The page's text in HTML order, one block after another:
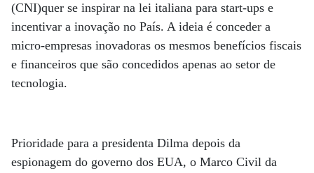
(CNI)quer se inspirar na lei italiana para start-ups e
incentivar a inovação no País. A ideia é conceder a
micro-empresas inovadoras os mesmos benefícios fiscais
e financeiros que são concedidos apenas ao setor de
tecnologia.
Prioridade para a presidenta Dilma depois da
espionagem do governo dos EUA, o Marco Civil da